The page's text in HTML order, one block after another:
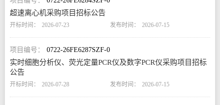
超速离心机采购项目招标公告
2026-07-23 2026-07-15
0722-26FE6287SZF-0
实时细胞分析仪、荧光定量PCR仪及数字PCR仪采购项目招标
公告
2026-07-28 2026-07-15